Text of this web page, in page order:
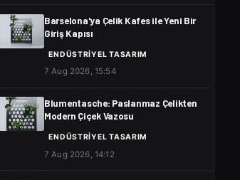
Barselona'ya Çelik Kafes ile Yeni Bir
Giriş Kapısı
ENDÜSTRIYEL TASARIM
7 Aug 2026, 15:54
Blumentasche: Paslanmaz Çelikten
Modern Çiçek Vazosu
ENDÜSTRIYEL TASARIM
7 Aug 2026, 14:12